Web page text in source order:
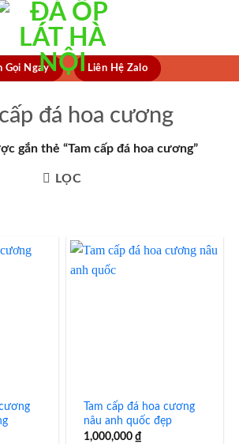
Gọi Ngay Liên Hệ Zalo
đá hoa cương
gắn thẻ “Tam cấp đá hoa cương”
LỌC
Tam cấp đá hoa cương
nâu anh quốc đẹp
1,000,000₫